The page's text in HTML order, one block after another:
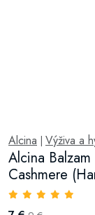
Alcina Výživa a
Alcina
Cashmere